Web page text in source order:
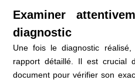
Examiner
diagnostic
Une fois le diagnostic
rapport détaillé. Il est crucial
document pour vérifier son